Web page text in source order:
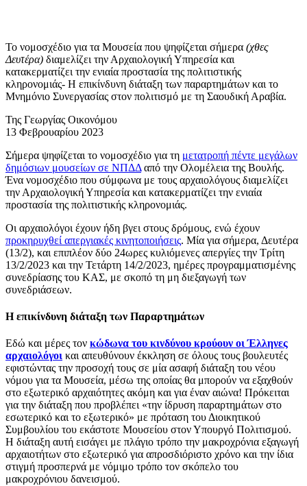
Το νομοσχέδιο για τα Μουσεία που ψηφίζεται σήμερα (χθες
Δευτέρα) διαμελίζει την Αρχαιολογική Υπηρεσία και
κατακερματίζει την ενιαία προστασία της πολιτιστικής
κληρονομιάς- Η επικίνδυνη διάταξη των παραρτημάτων και το
Μνημόνιο Συνεργασίας στον πολιτισμό με τη Σαουδική Αραβία.
Της Γεωργίας Οικονόμου
13 Φεβρουαρίου 2023
Σήμερα ψηφίζεται το νομοσχέδιο για τη μετατροπή πέντε μεγάλων
δημόσιων μουσείων σε ΝΠΔΔαπό την Ολομέλεια της Βουλής.
Ένα νομοσχέδιο που σύμφωνα με τους αρχαιολόγους διαμελίζει
την Αρχαιολογική Υπηρεσία και κατακερματίζει την ενιαία
προστασία της πολιτιστικής κληρονομιάς.
Οι αρχαιολόγοι έχουν ήδη βγει στους δρόμους, ενώ έχουν
προκηρυχθεί απεργιακές κινητοποιήσεις. Μία για σήμερα, Δευτέρα
(13/2), και επιπλέον δύο 24ωρες κυλιόμενες απεργίες την Τρίτη
13/2/2023 και την Τετάρτη 14/2/2023, ημέρες προγραμματισμένης
συνεδρίασης του ΚΑΣ, με σκοπό τη μη διεξαγωγή των
συνεδριάσεων.
Η επικίνδυνη διάταξη των Παραρτημάτων
Εδώ και μέρες τον κώδωνα του κινδύνου κρούουν οι Έλληνες
αρχαιολόγοι και απευθύνουν έκκληση σε όλους τους βουλευτές
εφιστώντας την προσοχή τους σε μία ασαφή διάταξη του νέου
νόμου για τα Μουσεία, μέσω της οποίας θα μπορούν να εξαχθούν
στο εξωτερικό αρχαιότητες ακόμη και για έναν αιώνα! Πρόκειται
για την διάταξη που προβλέπει «την ίδρυση παραρτημάτων στο
εσωτερικό και το εξωτερικό» με πρόταση του Διοικητικού
Συμβουλίου του εκάστοτε Μουσείου στον Υπουργό Πολιτισμού.
Η διάταξη αυτή εισάγει με πλάγιο τρόπο την μακροχρόνια εξαγωγή
αρχαιοτήτων στο εξωτερικό για απροσδιόριστο χρόνο και την ίδια
στιγμή προσπερνά με νόμιμο τρόπο τον σκόπελο του
μακροχρόνιου δανεισμού.